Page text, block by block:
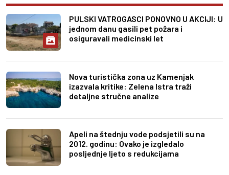
PULSKI VATROGASCI PONOVNO U AKCIJI: U
jednom danu gasili pet požara i
osiguravali medicinski let
Nova turistička zona uz Kamenjak
izazvala kritike: Zelena Istra traži
detaljne stručne analize
Apeli na štednju vode podsjetili su na
2012. godinu: Ovako je izgledalo
posljednje ljeto s redukcijama